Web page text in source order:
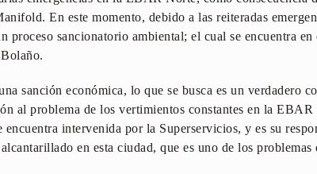
En este momento, debido a las reiteradas
sancionatorio ambiental; el cual se encuentra
sanción económica, lo que se busca es un verdadero
al problema de los vertimientos constantes en la
intervenida por la Superservicios, y es su
en esta ciudad, que es uno de los problemas